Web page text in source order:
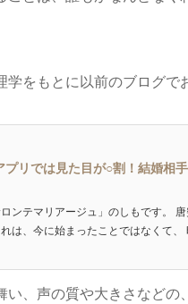
をもとに以前のブログで
リでは見た目が○割！結婚相
ンテマリアージュ」のしもです。
は、今に始まったことではなくて、
、声の質や大きさなどの